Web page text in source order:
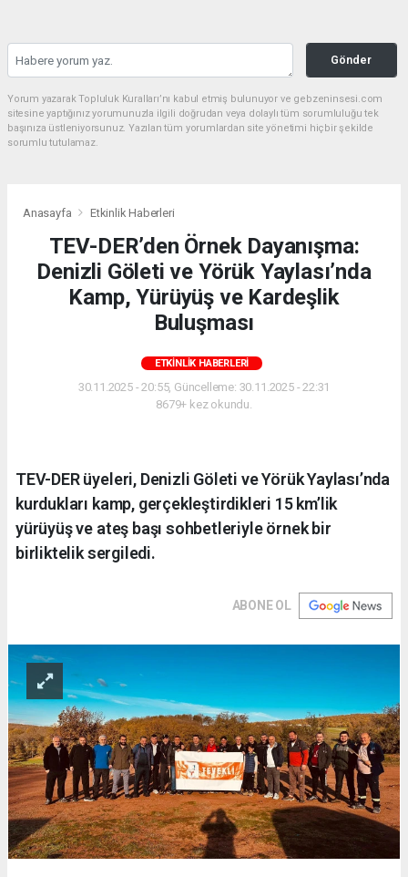
Gönder
Yorum yazarak Topluluk Kuralları’nı kabul etmiş bulunuyor ve gebzeninsesi.com
sitesine yaptığınız yorumunuzla ilgili doğrudan veya dolaylı tüm sorumluluğu tek
başınıza üstleniyorsunuz. Yazılan tüm yorumlardan site yönetimi hiçbir şekilde
sorumlu tutulamaz.
Anasayfa Etkinlik Haberleri
TEV-DER’den Örnek Dayanışma:
Denizli Göleti ve Yörük Yaylası’nda
Kamp, Yürüyüş ve Kardeşlik
Buluşması
ETKINLIK HABERLERI
30.11.2025 - 20:55, Güncelleme: 30.11.2025 - 22:31
8679+ kez okundu.
TEV-DER üyeleri, Denizli Göleti ve Yörük Yaylası’nda
kurdukları kamp, gerçekleştirdikleri 15 km’lik
yürüyüş ve ateş başı sohbetleriyle örnek bir
birliktelik sergiledi.
ABONE OL